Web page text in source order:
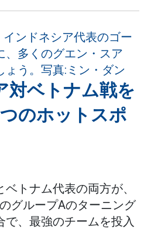
対ベトナム戦を
のホットスポ
トナム代表の両方が、
グループAのターニング
で、最強のチームを投入